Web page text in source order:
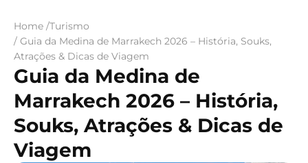
Home /Turismo
/ Guia da Medina de Marrakech 2026 – História, Souks,
Atrações & Dicas de Viagem
Guia da Medina de
Marrakech 2026 – História,
Souks, Atrações & Dicas de
Viagem